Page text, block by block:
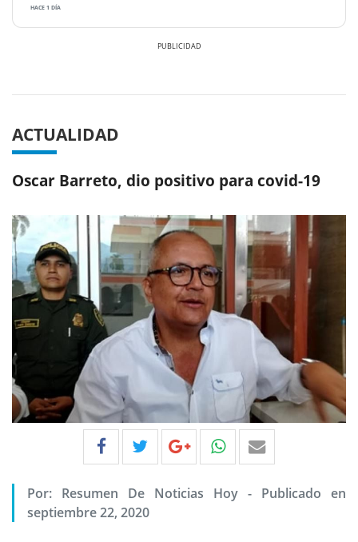
HACE 1 DÍA
ACTUALIDAD
Oscar Barreto, dio positivo para covid-19
Por: Resumen De Noticias Hoy - Publicado en
septiembre 22, 2020